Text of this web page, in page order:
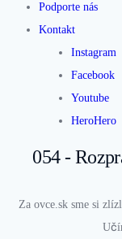
Podporte nás
Kontakt
Instagram
Facebook
Youtube
HeroHero
054 -
Za ovce.sk sme si